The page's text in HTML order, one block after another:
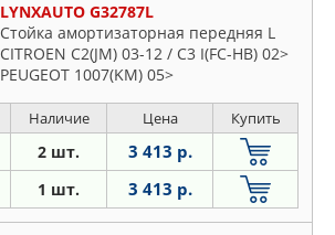
LYNXAUTO G32787L
Стойка амортизаторная передняя L
CITROEN C2(JM) 03-12 / C3 I(FC-HB) 02>
PEUGEOT 1007(KM) 05>
Наличие Цена Купить
2 шт. 3 413 р.
1 шт. 3 413 р.